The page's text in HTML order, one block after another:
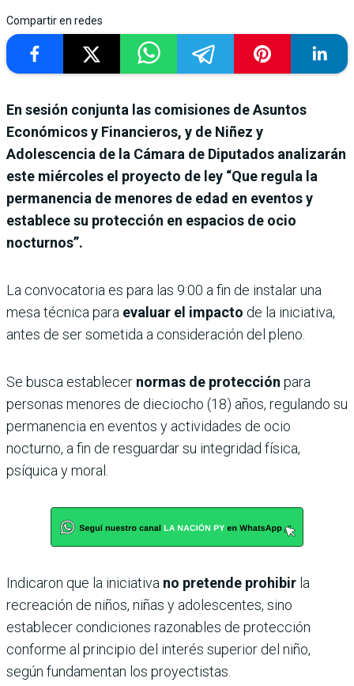
Compartir en redes
En sesión conjunta las comisiones de Asuntos
Económicos y Financieros, y de Niñez y
Adolescencia de la Cámara de Diputados analizarán
este miércoles el proyecto de ley “Que regula la
permanencia de menores de edad en eventos y
establece su protección en espacios de ocio
nocturnos”.
La convocatoria es para las 9:00 a fin de instalar una
mesa técnica para evaluar el impacto de la iniciativa,
antes de ser sometida a consideración del pleno.
Se busca establecer normas de protección para
personas menores de dieciocho (18) años, regulando su
permanencia en eventos y actividades de ocio
nocturno, a fin de resguardar su integridad física,
psíquica y moral.
Indicaron que la iniciativa no pretende prohibir la
recreación de niños, niñas y adolescentes, sino
establecer condiciones razonables de protección
conforme al principio del interés superior del niño,
según fundamentan los proyectistas.